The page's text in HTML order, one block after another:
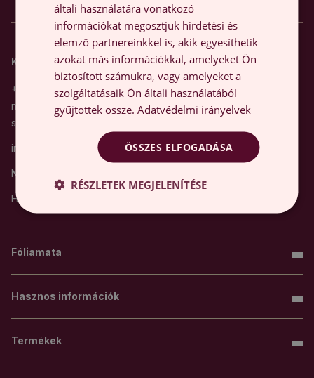
Kapcsolat
+48 32 700 37 99 (Ügyfélszolgálatunk angol és lengyel
nyelven érhető el. A hívás díja az Ön távközlési
szolgáltatójának nemzetközi díjszabása szerint alakul)
info@foliamata.hu
Nyitvatartás:
Hétfőtől péntekig, 8:00 - 16:00.
Fóliamata
Hasznos információk
Termékek
általi használatára vonatkozó
információkat megosztjuk hirdetési és
elemző partnereinkkel is, akik egyesíthetik
azokat más információkkal, amelyeket Ön
biztosított számukra, vagy amelyeket a
szolgáltatásaik Ön általi használatából
gyűjtöttek össze.Adatvédelmi irányelvek
ÖSSZES ELFOGADÁSA
RÉSZLETEK MEGJELENÍTÉSE